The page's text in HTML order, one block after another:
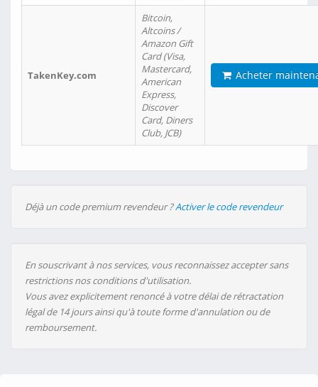
TakenKey.com
Bitcoin,
Altcoins /
Amazon Gift
Card (Visa,
Mastercard,
American
Express,
Discover
Card, Diners
Club, JCB)
Acheter
Déjà un code premium revendeur ?Activer le code revendeur
En souscrivant à nos services, vous reconnaissez accepter sans
restrictions nos conditions d'utilisation.
Vous avez explicitement renoncé à votre délai de rétractation
légal de 14 jours ainsi qu'à toute forme d'annulation ou de
remboursement.